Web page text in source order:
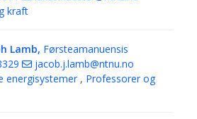
kraft
Lamb, Førsteamanuensis
jacob.j.lamb@ntnu.no
energisystemer , Professorer og